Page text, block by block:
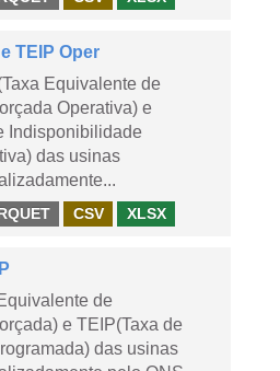
TEIP Oper
Equivalente de
Operativa) e
Indisponibilidade
das usinas
CSV XLSX
de
e TEIP(Taxa de
das usinas